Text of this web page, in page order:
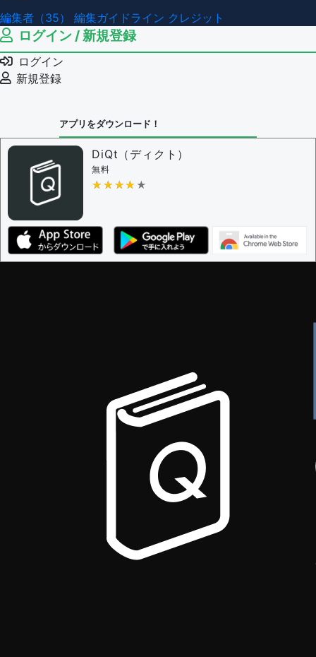
編集者（35） 編集ガイドライン クレジット
ログイン / 新規登録
ログイン
新規登録
アプリをダウンロード！
DiQt（ディクト）
無料
★★★★★
★★★★★